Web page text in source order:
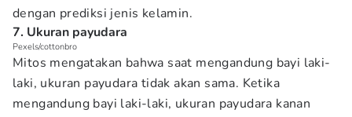
dengan prediksi jenis kelamin.
7. Ukuran payudara
Pexels/cottonbro
Mitos mengatakan bahwa saat mengandung bayi laki-
laki, ukuran payudara tidak akan sama. Ketika
mengandung bayi laki-laki, ukuran payudara kanan